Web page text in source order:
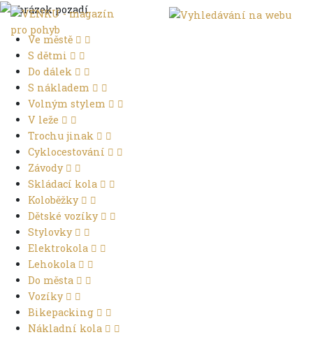
Ve městě
S dětmi
Do dálek
S nákladem
Volným stylem
V leže
Trochu jinak
Cyklocestování
Závody
Skládací kola
Koloběžky
Dětské vozíky
Stylovky
Elektrokola
Lehokola
Do města
Vozíky
Bikepacking
Nákladní kola